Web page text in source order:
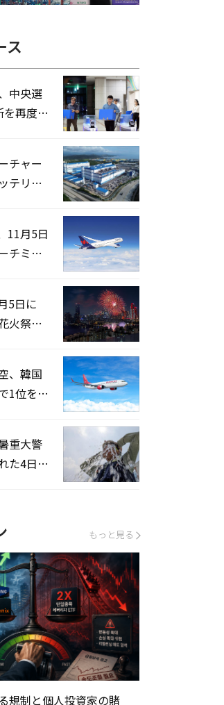
ス
中央選
再度家
チャー
テリー
11月5日
チミン
5日に
火祭り
、韓国
1位を記
重大警
た4日、
もっと見る
規制と個人投資家の賭